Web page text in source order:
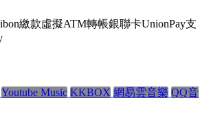
繳款虛擬ATM轉帳銀聯卡UnionPay支
Youtube Music KKBOX 網易雲音樂 QQ音